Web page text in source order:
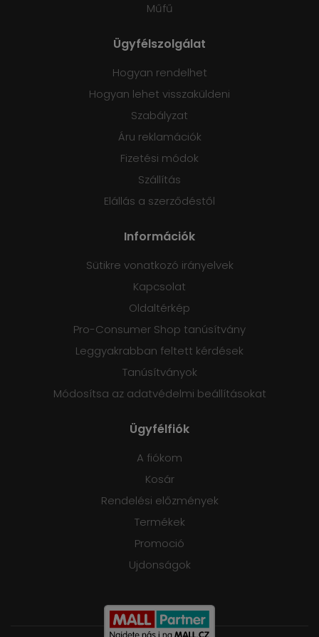
Műfű
Ügyfélszolgálat
Hogyan rendelhet
Hogyan lehet visszaküldeni
Szabályzat
Áru reklamációk
Fizetési módok
Szállítás
Elállás a szerződéstől
Információk
Sütikre vonatkozó irányelvek
Kapcsolat
Oldaltérkép
Pro-Consumer Shop tanúsítvány
Leggyakrabban feltett kérdések
Tanúsítványok
Módosítsa az adatvédelmi beállításokat
Ügyfélfiók
A fiókom
Kosár
Rendelési előzmények
Termékek
Promoció
Ujdonságok